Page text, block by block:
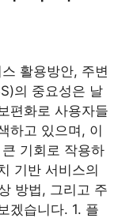
활용방안, 주변
의 중요성은 날
편화로 사용자들
하고 있으며, 이
기회로 작용하
기반 서비스의
방법, 그리고 주
겠습니다. 1. 플